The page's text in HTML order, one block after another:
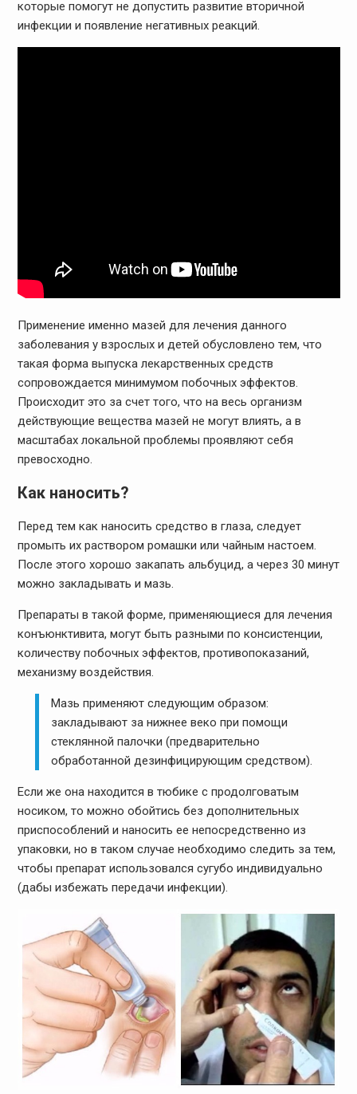
которые помогут не допустить развитие вторичной
инфекции и появление негативных реакций.
Применение именно мазей для лечения данного
заболевания у взрослых и детей обусловлено тем, что
такая форма выпуска лекарственных средств
сопровождается минимумом побочных эффектов.
Происходит это за счет того, что на весь организм
действующие вещества мазей не могут влиять, а в
масштабах локальной проблемы проявляют себя
превосходно.
Как наносить?
Перед тем как наносить средство в глаза, следует
промыть их раствором ромашки или чайным настоем.
После этого хорошо закапать альбуцид, а через 30 минут
можно закладывать и мазь.
Препараты в такой форме, применяющиеся для лечения
конъюнктивита, могут быть разными по консистенции,
количеству побочных эффектов, противопоказаний,
механизму воздействия.
Мазь применяют следующим образом:
закладывают за нижнее веко при помощи
стеклянной палочки (предварительно
обработанной дезинфицирующим средством).
Если же она находится в тюбике с продолговатым
носиком, то можно обойтись без дополнительных
приспособлений и наносить ее непосредственно из
упаковки, но в таком случае необходимо следить за тем,
чтобы препарат использовался сугубо индивидуально
(дабы избежать передачи инфекции).